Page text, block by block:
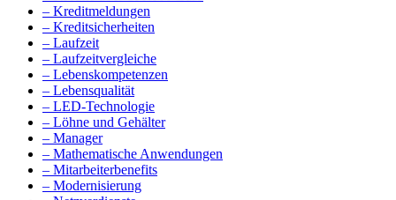
– Kreditmeldungen
– Kreditsicherheiten
– Laufzeit
– Laufzeitvergleiche
– Lebenskompetenzen
– Lebensqualität
– LED-Technologie
– Löhne und Gehälter
– Manager
– Mathematische Anwendungen
– Mitarbeiterbenefits
– Modernisierung